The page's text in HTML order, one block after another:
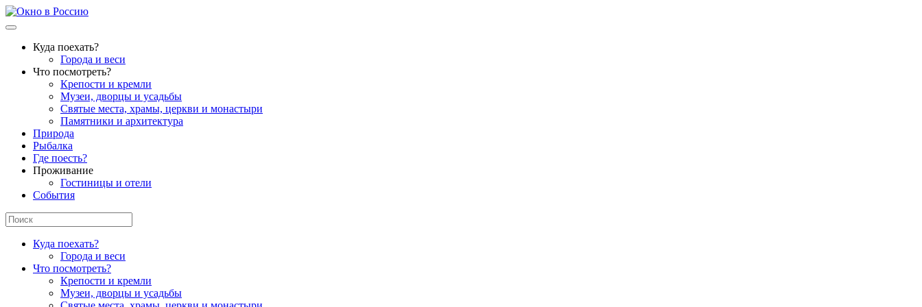
Куда поехать?
Города и веси
Что посмотреть?
Крепости и кремли
Музеи, дворцы и усадьбы
Святые места, храмы, церкви и монастыри
Памятники и архитектура
Природа
Рыбалка
Где поесть?
Проживание
Гостиницы и отели
События
Куда поехать?
Города и веси
Что посмотреть?
Крепости и кремли
Музеи, дворцы и усадьбы